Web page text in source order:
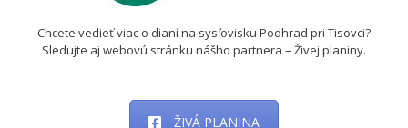
Chcete vedieť viac o dianí na sysľovisku Podhrad pri Tisovci?
Sledujte aj webovú stránku nášho partnera – Živej planiny.
ŽIVÁ PLANINA